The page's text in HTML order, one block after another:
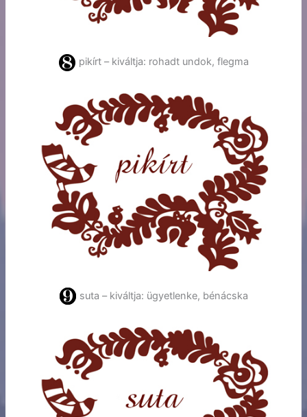
pikírt – kiváltja: rohadt undok, flegma
suta – kiváltja: ügyetlenke, bénácska